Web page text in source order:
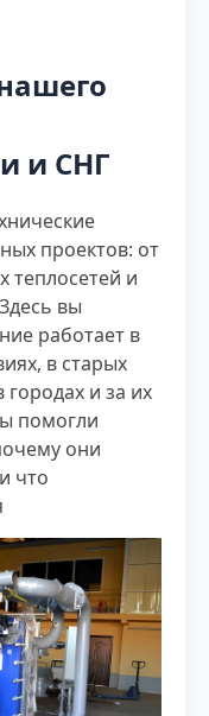
и СНГ
проектов: от
и
вы
работает в
в старых
городах и за их
помогли
они
что